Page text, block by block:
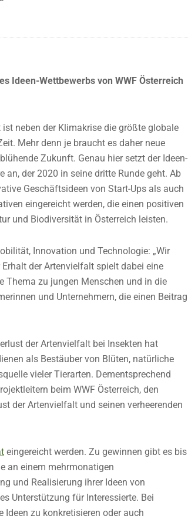
Ideen-Wettbewerbs von WWF Österreich
neben der Klimakrise die größte globale
Mehr denn je braucht es daher neue
Zukunft. Genau hier setzt der Ideen-
an, der 2020 in seine dritte Runde geht. Ab
Geschäftsideen von Start-Ups als auch
eingereicht werden, die einen positiven
und Biodiversität in Österreich leisten.
Innovation und Technologie: „Wir
der Artenvielfalt spielt dabei eine
Thema zu jungen Menschen und in die
und Unternehmern, die einen Beitrag
der Artenvielfalt bei Insekten hat
als Bestäuber von Blüten, natürliche
vieler Tierarten. Dementsprechend
beim WWF Österreich, den
der Artenvielfalt und seinen verheerenden
eingereicht werden. Zu gewinnen gibt es bis
an einem mehrmonatigen
und Realisierung ihrer Ideen von
Unterstützung für Interessierte. Bei
zu konkretisieren oder auch